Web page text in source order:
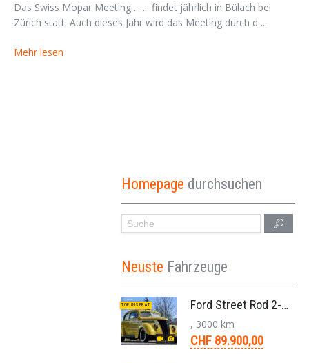
Das Swiss Mopar Meeting ... ... findet jährlich in Bülach bei
Zürich statt. Auch dieses Jahr wird das Meeting durch d ...
Mehr lesen
Homepage durchsuchen
Neuste Fahrzeuge
TOP INSERAT Ford Street Rod 2-Door V8 Aut. 1937
, 3000 km
CHF 89.900,00